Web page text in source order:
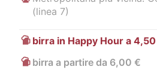
(linea 7)
birra in Happy Hour a
birra a partire da 6,00 €